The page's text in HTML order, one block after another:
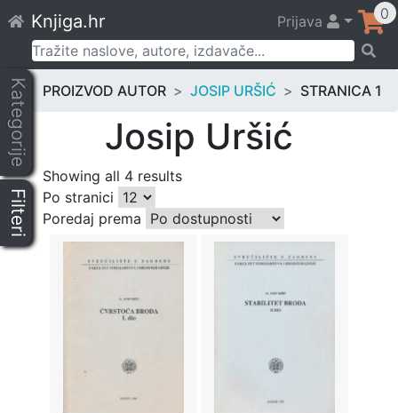
to
content
Knjiga.hr Prijava 0
Pretraži:
Kategorije
Filteri
PROIZVOD AUTOR JOSIP URŠIĆ STRANICA 1
Josip Uršić
Showing all 4 results
Po stranici
Poredaj prema